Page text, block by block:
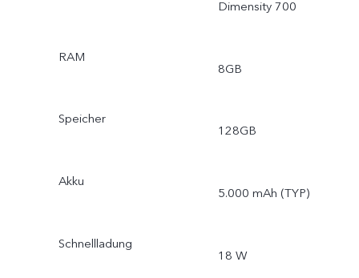
Dimensity 700
RAM
8GB
Speicher
128GB
Akku
5.000 mAh (TYP)
Schnellladung
18 W